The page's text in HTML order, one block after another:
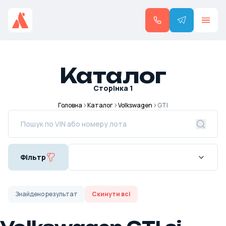
Каталог
Сторінка 1
Головна Каталог Volkswagen GTI
Фільтр
Знайденорезультат Скинути всі